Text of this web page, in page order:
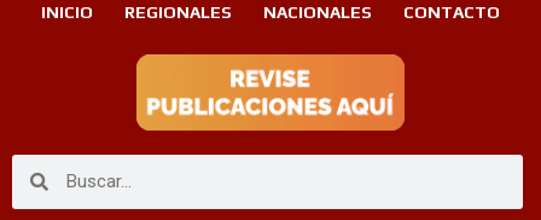
INICIO REGIONALES NACIONALES CONTACTO